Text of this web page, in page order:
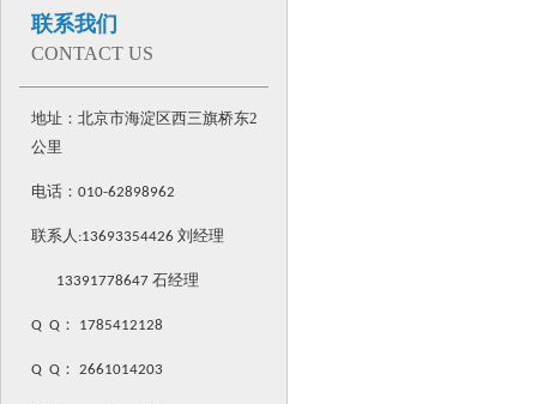
联系我们
CONTACT US
地址：北京市海淀区西三旗桥东2
公里
电话： 010-62898962
联系人:13693354426 刘经理
13391778647 石经理
Q Q ： 1785412128
Q Q ： 2661014203